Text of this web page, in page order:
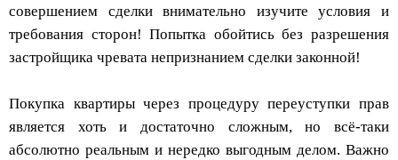
совершением сделки внимательно изучите условия и
требования сторон! Попытка обойтись без разрешения
застройщика чревата непризнанием сделки законной!
Покупка квартиры через процедуру переуступки прав
является хоть и достаточно сложным, но всё-таки
абсолютно реальным и нередко выгодным делом. Важно